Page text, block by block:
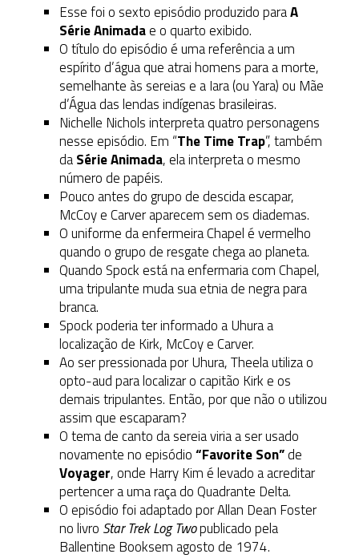
Esse foi o sexto episódio produzido paraA
Série Animadae o quarto exibido.
O título do episódio é uma referência a um
espírito d’água que atrai homens para a morte,
semelhante às sereias e a Iara (ou Yara) ou Mãe
d’Água das lendas indígenas brasileiras.
Nichelle Nichols interpreta quatro personagens
nesse episódio. Em “The Time Trap”, também
daSérie Animada, ela interpreta o mesmo
número de papéis.
Pouco antes do grupo de descida escapar,
McCoy e Carver aparecem sem os diademas.
O uniforme da enfermeira Chapel é vermelho
quando o grupo de resgate chega ao planeta.
Quando Spock está na enfermaria com Chapel,
uma tripulante muda sua etnia de negra para
branca.
Spock poderia ter informado a Uhura a
localização de Kirk, McCoy e Carver.
Ao ser pressionada por Uhura, Theela utiliza o
opto-aud para localizar o capitão Kirk e os
demais tripulantes. Então, por que não o utilizou
assim que escaparam?
O tema de canto da sereia viria a ser usado
novamente no episódio“Favorite Son”de
Voyager, onde Harry Kim é levado a acreditar
pertencer a uma raça do Quadrante Delta.
O episódio foi adaptado por Allan Dean Foster
no livro Star Trek Log Twopublicado pela
Ballentine Booksem agosto de 1974.